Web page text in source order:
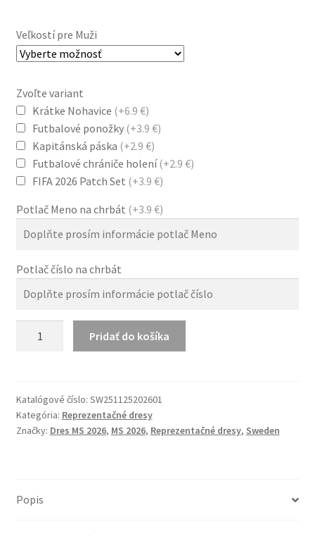
Veľkostí pre Muži
Zvoľte variant
Krátke Nohavice (+6.9 €)
Futbalové ponožky (+3.9 €)
Kapitánská páska (+2.9 €)
Futbalové chrániče holení(+2.9 €)
FIFA 2026 Patch Set (+3.9 €)
Potlač Meno na chrbát (+3.9 €)
Potlač číslo na chrbát
Domáci
Dres
Žltý
Pridať do košíka
Katalógové číslo: SW251125202601
Kategória: Reprezentačné dresy
Značky: Dres MS 2026, MS 2026, Reprezentačné dresy, Sweden
Popis